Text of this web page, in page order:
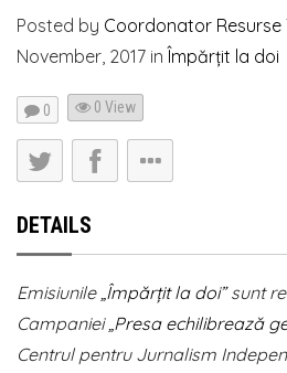
Posted by Coordonator Resurse
November, 2017 inÎmpărțit la doi
0 0 View
DETAILS
Emisiunile„Împărțit la doi”sunt
Campaniei„Presa echilibrează
Centrul pentru Jurnalism